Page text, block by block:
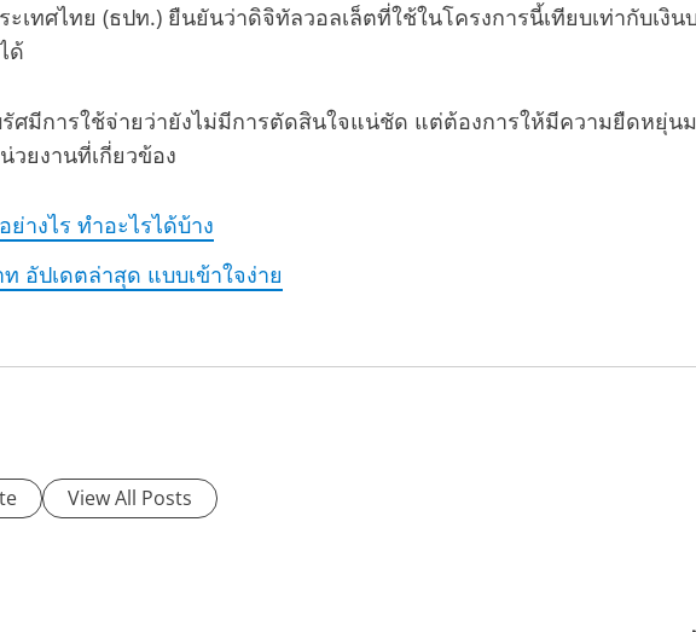
เทศไทย (ธปท.) ยืนยันว่าดิจิทัลวอลเล็ตที่ใช้ในโครงการนี้เทียบเท่ากับเงิน
ด้
รัศมีการใช้จ่ายว่ายังไม่มีการตัดสินใจแน่ชัด แต่ต้องการให้มีความยืดหยุ่น
ยงานที่เกี่ยวข้อง
างไร ทำอะไรได้บ้าง
อัปเดตล่าสุด แบบเข้าใจง่าย
View All Posts